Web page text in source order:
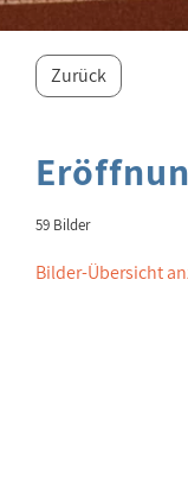
Zurück
59 Bilder
Bilder-Übersicht